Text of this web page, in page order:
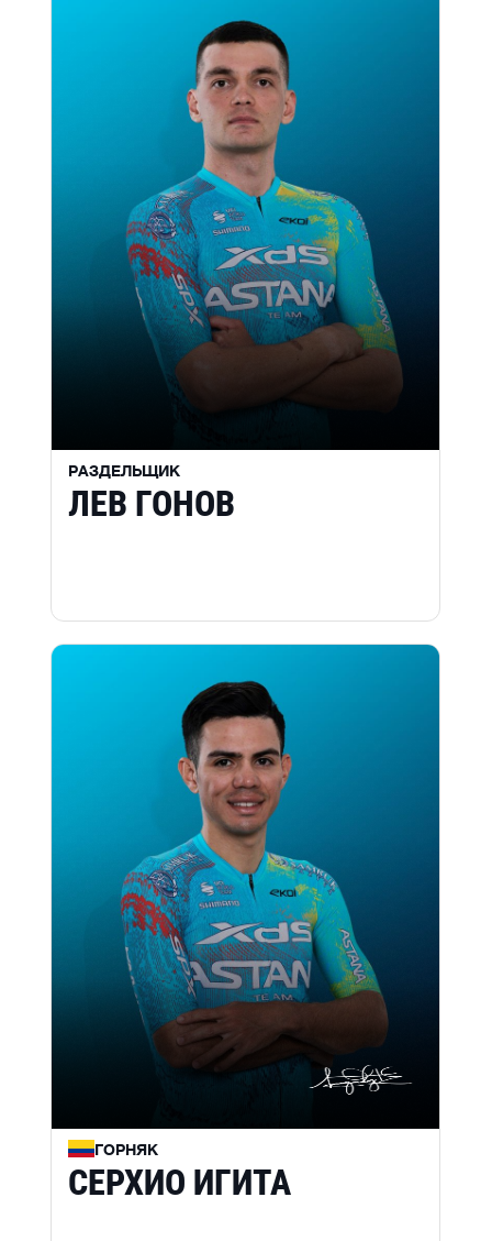
РАЗДЕЛЬЩИК
ЛЕВ ГОНОВ
ГОРНЯК
СЕРХИО ИГИТА